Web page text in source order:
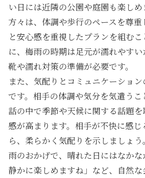
い日には近隣の公園や庭園も楽し
方々は、体調や歩行のペースを尊重
と安心感を重視したプランを組む
に、梅雨の時期は足元が濡れやす
靴や濡れ対策の準備が必要です。
また、気配りとコミュニケーショ
です。相手の体調や気分を気遣う
話の中で季節や天候に関する話題
感が高まります。相手が不快に感
ら、柔らかく気配りを示しましょ
雨のおかげで、晴れた日にはなかな
静かに楽しめますね」など、自然